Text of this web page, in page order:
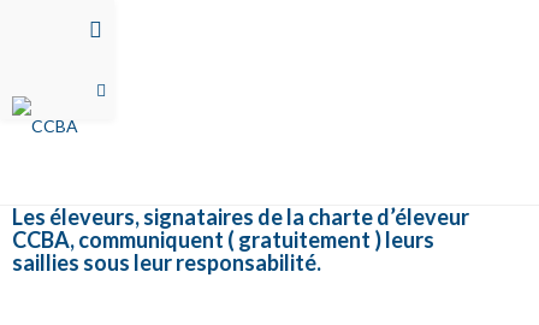
Formulaire Annonces Saillies
Les éleveurs, signataires de la charte d’éleveur
CCBA, communiquent ( gratuitement ) leurs
saillies sous leur responsabilité.